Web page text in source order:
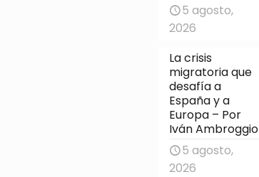
5 agosto,
2026
La crisis
migratoria que
desafía a
España y a
Europa – Por
Iván Ambroggio
5 agosto,
2026